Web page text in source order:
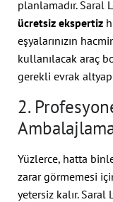
planlamadır.
ücretsiz ekspertiz
eşyalarınızın
kullanılacak araç
gerekli evrak
2.
Yüzlerce, hatta
zarar görmemesi
yetersiz kalır.